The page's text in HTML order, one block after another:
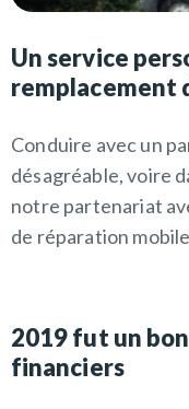
Un service
remplacement
Conduire avec un
désagréable, voire
notre partenariat
de réparation mobile
2019 fut un
financiers